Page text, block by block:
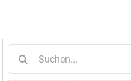
nach: